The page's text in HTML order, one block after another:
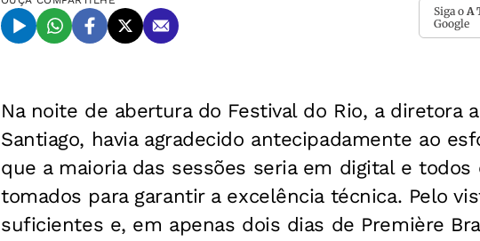
Siga o A
Google
Na noite de abertura do Festival do Rio, a diretora
Santiago, havia agradecido antecipadamente ao
que a maioria das sessões seria em digital e
tomados para garantir a excelência técnica. Pelo
suficientes e, em apenas dois dias de Première